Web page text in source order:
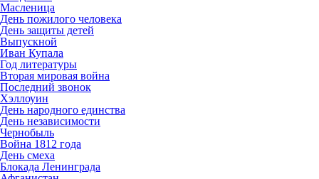
Масленица
День пожилого человека
День защиты детей
Выпускной
Иван Купала
Год литературы
Вторая мировая война
Последний звонок
Хэллоуин
День народного единства
День независимости
Чернобыль
Война 1812 года
День смеха
Блокада Ленинграда